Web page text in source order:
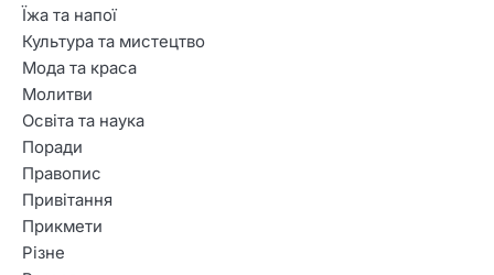
Їжа та напої
Культура та мистецтво
Мода та краса
Молитви
Освіта та наука
Поради
Правопис
Привітання
Прикмети
Різне
2
Гарні привітання з Днем
3